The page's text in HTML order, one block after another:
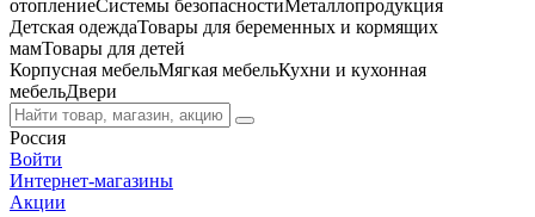
отоплениеСистемы безопасностиМеталлопродукция
Детская одеждаТовары для беременных и кормящих
мамТовары для детей
Корпусная мебельМягкая мебельКухни и кухонная
мебельДвери
Россия
Войти
Интернет-магазины
Акции